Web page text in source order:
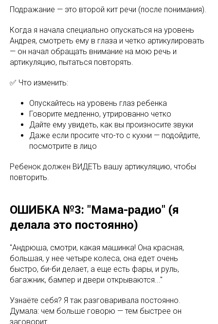
Подражание — это второй кит речи (после понимания).
Когда я начала специально опускаться на уровень
Андрея, смотреть ему в глаза и четко артикулировать
— он начал обращать внимание на мою речь и
артикуляцию, пытаться повторять.
✅ Что изменить:
Опускайтесь на уровень глаз ребенка
Говорите медленно, утрированно четко
Дайте ему увидеть, как вы произносите звуки
Даже если просите что-то с кухни — подойдите,
посмотрите в лицо
Ребенок должен ВИДЕТЬ вашу артикуляцию, чтобы
повторить.
ОШИБКА №3: "Мама-радио" (я
делала это постоянно)
"Андрюша, смотри, какая машинка! Она красная,
большая, у нее четыре колеса, она едет очень
быстро, би-би делает, а еще есть фары, и руль,
багажник, бампер и двери открываются..."
Узнаёте себя? Я так разговаривала постоянно.
Думала: чем больше говорю — тем быстрее он
заговорит.